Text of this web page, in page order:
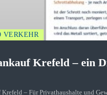
VERKEHR
Krefeld – ein
Privathaushalte und Gewerbe, Schrott Ankauf in Krefeld Das